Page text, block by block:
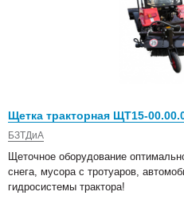
Щетка тракторная ЩТ15-
БЗТДиА
Щеточное оборудование
снега, мусора с тротуаров,
гидросистемы трактора!